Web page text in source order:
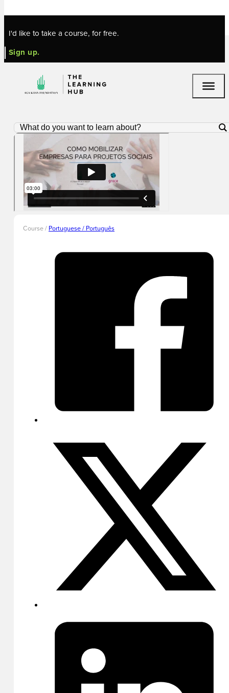
I'd like to take a course, for free.
Sign up.
Course / Portuguese / Português